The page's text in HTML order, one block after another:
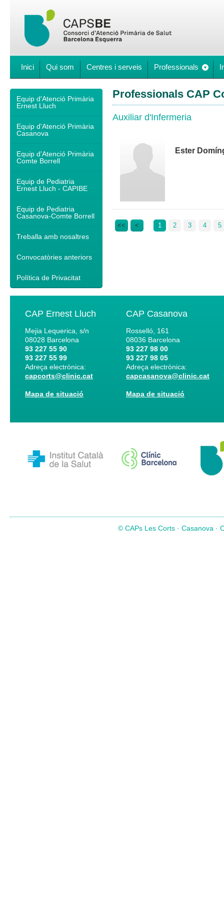
Inici Qui som Centres i serveis Professionals
Equip d'Atenció Primària
Ernest Lluch
Equip d'Atenció Primària
Casanova
Equip d'Atenció Primària
Comte Borrell
Equip de Pediatria
Ernest Lluch - CAPIBE
Equip de Pediatria
Casanova-Comte Borrell
Treballa amb nosaltres
Convocatòries anteriors
Política de Privacitat
Professionals CAP
Auxiliar d'Infermeria
Ester
<< < 1 2 3 4 5
CAP Ernest Lluch
Mejia Lequerica, s/n
08028 Barcelona
93 227 55 90
93 227 55 99
Adreça electrònica:
capcorts@clinic.cat
Mapa de situació
CAP Casanova
Rosselló, 161
08036 Barcelona
93 227 98 00
93 227 98 05
Adreça electrònica:
capcasanova@clinic.cat
Mapa de situació
© CAPs Les Corts · Casanova ·